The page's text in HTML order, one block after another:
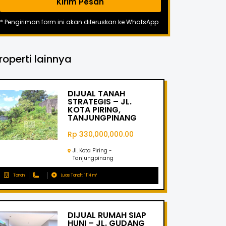
* Pengiriman form ini akan diteruskan ke WhatsApp
lainnya
DIJUAL TANAH
STRATEGIS – JL.
KOTA PIRING,
TANJUNGPINANG
Rp 330,000,000.00
Jl. Kota Piring -
Tanjungpinang
Tanah Luas Tanah: 1114 m²
DIJUAL RUMAH SIAP
HUNI – JL. GUDANG